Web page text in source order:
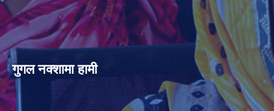
गुगल नक्शामा हामी